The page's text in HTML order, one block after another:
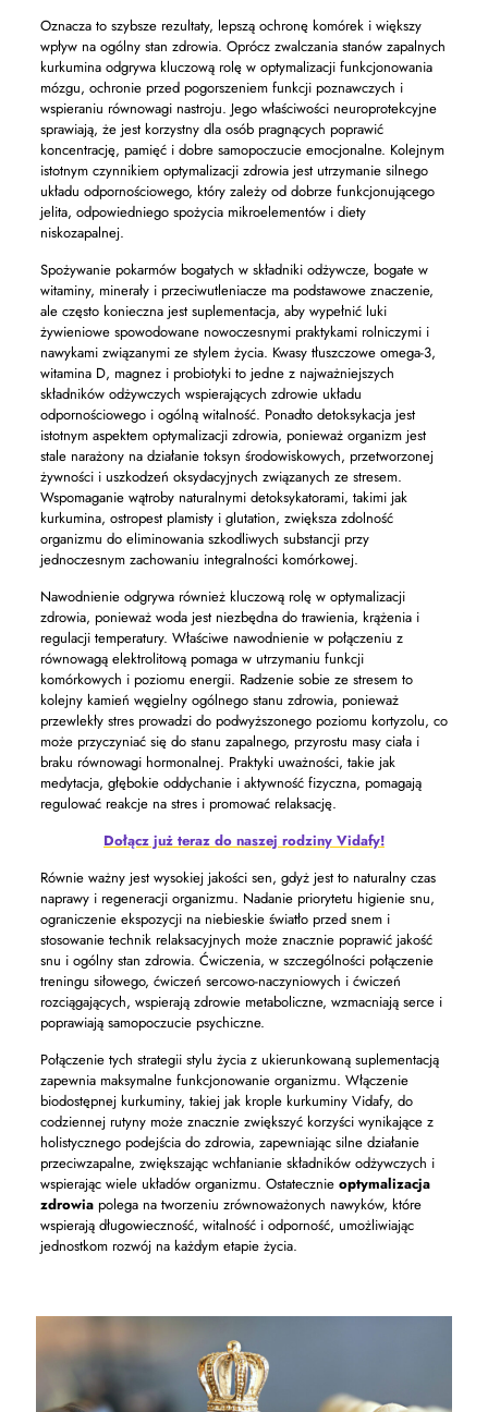
Oznacza to szybsze rezultaty, lepszą ochronę komórek i większy
wpływ na ogólny stan zdrowia. Oprócz zwalczania stanów zapalnych
kurkumina odgrywa kluczową rolę w optymalizacji funkcjonowania
mózgu, ochronie przed pogorszeniem funkcji poznawczych i
wspieraniu równowagi nastroju. Jego właściwości neuroprotekcyjne
sprawiają, że jest korzystny dla osób pragnących poprawić
koncentrację, pamięć i dobre samopoczucie emocjonalne. Kolejnym
istotnym czynnikiem optymalizacji zdrowia jest utrzymanie silnego
układu odpornościowego, który zależy od dobrze funkcjonującego
jelita, odpowiedniego spożycia mikroelementów i diety
niskozapalnej.
Spożywanie pokarmów bogatych w składniki odżywcze, bogate w
witaminy, minerały i przeciwutleniacze ma podstawowe znaczenie,
ale często konieczna jest suplementacja, aby wypełnić luki
żywieniowe spowodowane nowoczesnymi praktykami rolniczymi i
nawykami związanymi ze stylem życia. Kwasy tłuszczowe omega-3,
witamina D, magnez i probiotyki to jedne z najważniejszych
składników odżywczych wspierających zdrowie układu
odpornościowego i ogólną witalność. Ponadto detoksykacja jest
istotnym aspektem optymalizacji zdrowia, ponieważ organizm jest
stale narażony na działanie toksyn środowiskowych, przetworzonej
żywności i uszkodzeń oksydacyjnych związanych ze stresem.
Wspomaganie wątroby naturalnymi detoksykatorami, takimi jak
kurkumina, ostropest plamisty i glutation, zwiększa zdolność
organizmu do eliminowania szkodliwych substancji przy
jednoczesnym zachowaniu integralności komórkowej.
Nawodnienie odgrywa również kluczową rolę w optymalizacji
zdrowia, ponieważ woda jest niezbędna do trawienia, krążenia i
regulacji temperatury. Właściwe nawodnienie w połączeniu z
równowagą elektrolitową pomaga w utrzymaniu funkcji
komórkowych i poziomu energii. Radzenie sobie ze stresem to
kolejny kamień węgielny ogólnego stanu zdrowia, ponieważ
przewlekły stres prowadzi do podwyższonego poziomu kortyzolu, co
może przyczyniać się do stanu zapalnego, przyrostu masy ciała i
braku równowagi hormonalnej. Praktyki uważności, takie jak
medytacja, głębokie oddychanie i aktywność fizyczna, pomagają
regulować reakcje na stres i promować relaksację.
Dołącz już teraz do naszej rodziny Vidafy!
Równie ważny jest wysokiej jakości sen, gdyż jest to naturalny czas
naprawy i regeneracji organizmu. Nadanie priorytetu higienie snu,
ograniczenie ekspozycji na niebieskie światło przed snem i
stosowanie technik relaksacyjnych może znacznie poprawić jakość
snu i ogólny stan zdrowia. Ćwiczenia, w szczególności połączenie
treningu siłowego, ćwiczeń sercowo-naczyniowych i ćwiczeń
rozciągających, wspierają zdrowie metaboliczne, wzmacniają serce i
poprawiają samopoczucie psychiczne.
Połączenie tych strategii stylu życia z ukierunkowaną suplementacją
zapewnia maksymalne funkcjonowanie organizmu. Włączenie
biodostępnej kurkuminy, takiej jak krople kurkuminy Vidafy, do
codziennej rutyny może znacznie zwiększyć korzyści wynikające z
holistycznego podejścia do zdrowia, zapewniając silne działanie
przeciwzapalne, zwiększając wchłanianie składników odżywczych i
wspierając wiele układów organizmu. Ostatecznie optymalizacja
zdrowiapolega na tworzeniu zrównoważonych nawyków, które
wspierają długowieczność, witalność i odporność, umożliwiając
jednostkom rozwój na każdym etapie życia.